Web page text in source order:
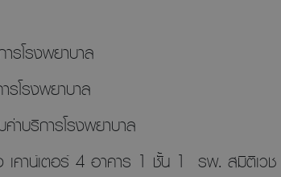
รโรงพยาบาล
รโรงพยาบาล
าบริการโรงพยาบาล
ง เคาน์เตอร์ 4 อาคาร 1 ชั้น 1 รพ. สมิติเ